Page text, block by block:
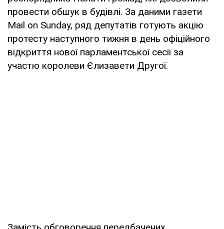
провести обшук в будівлі. За даними газети
Mail on Sunday, ряд депутатів готують акцію
протесту наступного тижня в день офіційного
відкриття нової парламентської сесії за
участю королеви Єлизавети Другої.